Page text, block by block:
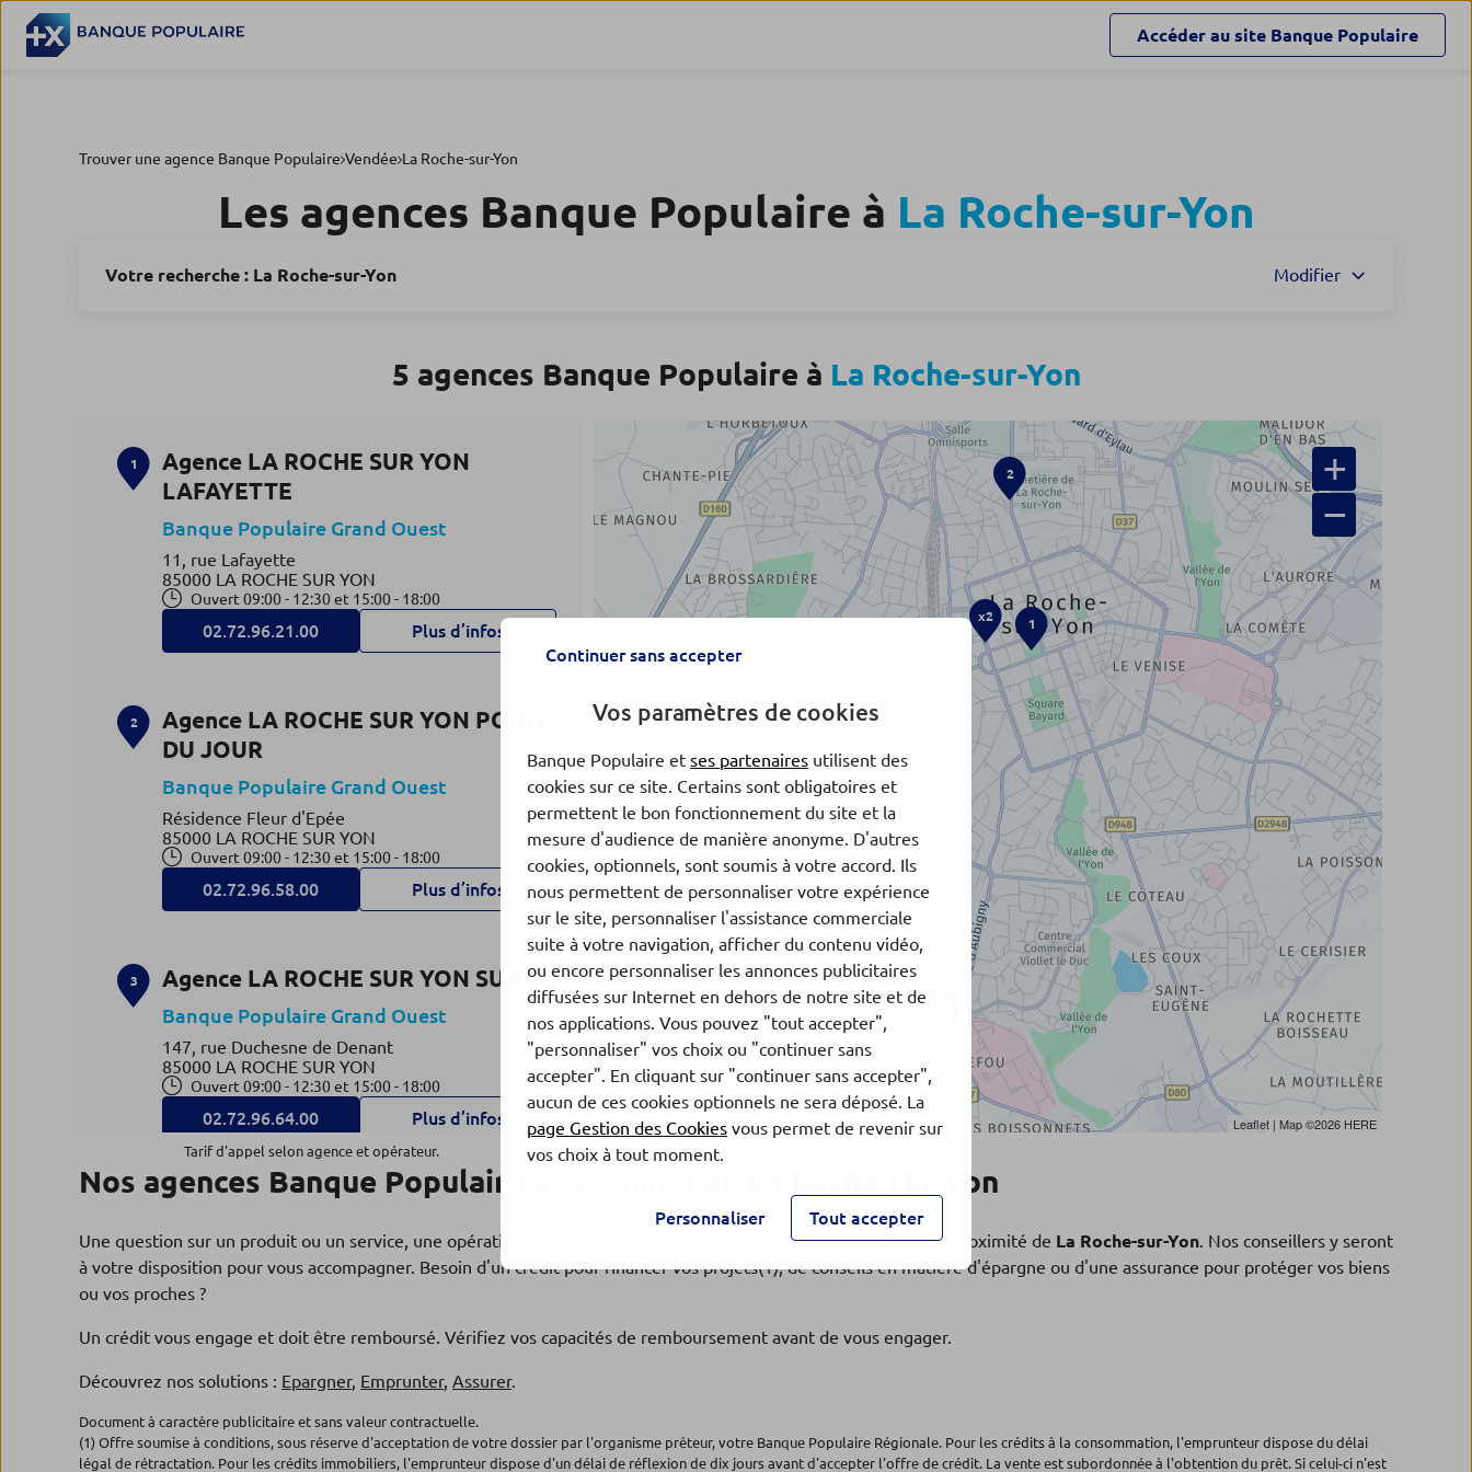
Accéder au site Banque Populaire
Trouver une agence Banque Populaire Vendée La Roche-sur-Yon
Les agences Banque Populaire à La Roche-sur-Yon
Votre recherche : La Roche-sur-Yon Modifier
5 agences Banque Populaire à La Roche-sur-Yon
1
Agence LA ROCHE SUR YON
LAFAYETTE
Banque Populaire Grand Ouest
11, rue Lafayette
85000 LA ROCHE SUR YON
Ouvert 09:00 - 12:30 et 15:00 - 18:00
02.72.96.21.00 Plus d’infos
2
Agence LA ROCHE SUR YON POINT
DU JOUR
Banque Populaire Grand Ouest
Résidence Fleur d'Epée
85000 LA ROCHE SUR YON
Ouvert 09:00 - 12:30 et 15:00 - 18:00
02.72.96.58.00 Plus d’infos
3 Agence LA ROCHE SUR YON SUD
Banque Populaire Grand Ouest
147, rue Duchesne de Denant
85000 LA ROCHE SUR YON
Ouvert 09:00 - 12:30 et 15:00 - 18:00
02.72.96.64.00 Plus d’infos
Agence LA ROCHE SUR YON PROF.
Banque Populaire Grand Ouest
1, place de la Vendeée
85000 LA ROCHE SUR YON
02.53.88.40.70 Plus d’infos
5
Agence LA ROCHE SUR YON
PROFESSIONNELS
2
1
x2
+
−
Leaflet | Map ©2026 HERE
Tarif d'appel selon agence et opérateur.
Nos agences Banque Populaire à proximité de La Roche-sur-Yon
Une question sur un produit ou un service, une opération en cours ? Rendez-vous dans l'une de nos5 agencesà proximité de La Roche-sur-Yon. Nos conseillers y seront
à votre disposition pour vous accompagner. Besoin d'un crédit pour financer vos projets(1), de conseils en matière d'épargne ou d'une assurance pour protéger vos biens
ou vos proches ?
Un crédit vous engage et doit être remboursé. Vérifiez vos capacités de remboursement avant de vous engager.
Découvrez nos solutions : Epargner, Emprunter, Assurer.
Document à caractère publicitaire et sans valeur contractuelle.
(1) Offre soumise à conditions, sous réserve d'acceptation de votre dossier par l'organisme prêteur, votre Banque Populaire Régionale. Pour les crédits à la consommation, l'emprunteur dispose du délai
légal de rétractation. Pour les crédits immobiliers, l'emprunteur dispose d'un délai de réflexion de dix jours avant d'accepter l'offre de crédit. La vente est subordonnée à l'obtention du prêt. Si celui-ci n'est
Continuer sans accepter
Vos paramètres de cookies
Banque Populaire et ses partenaires utilisent des
cookies sur ce site. Certains sont obligatoires et
permettent le bon fonctionnement du site et la
mesure d'audience de manière anonyme. D'autres
cookies, optionnels, sont soumis à votre accord. Ils
nous permettent de personnaliser votre expérience
sur le site, personnaliser l'assistance commerciale
suite à votre navigation, afficher du contenu vidéo,
ou encore personnaliser les annonces publicitaires
diffusées sur Internet en dehors de notre site et de
nos applications. Vous pouvez "tout accepter",
"personnaliser" vos choix ou "continuer sans
accepter". En cliquant sur "continuer sans accepter",
aucun de ces cookies optionnels ne sera déposé. La
page Gestion des Cookies vous permet de revenir sur
vos choix à tout moment.
Personnaliser Tout accepter